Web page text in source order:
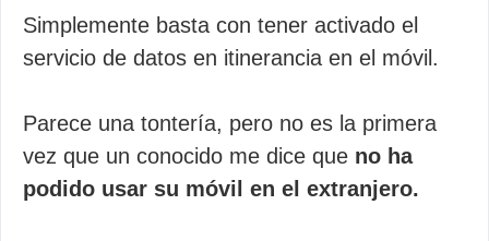
Simplemente basta con tener activado el
servicio de datos en itinerancia en el móvil.
Parece una tontería, pero no es la primera
vez que un conocido me dice que no ha
podido usar su móvil en el extranjero.